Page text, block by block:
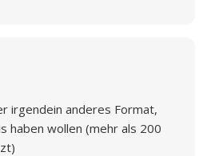
irgendein anderes Format,
haben wollen (mehr als 200